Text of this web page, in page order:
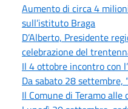
Aumento di circa 4
sull’istituto Braga
D’Alberto, Presidente
celebrazione del
Il 4 ottobre incontro con
Da sabato 28 settembre,
Il Comune di Teramo